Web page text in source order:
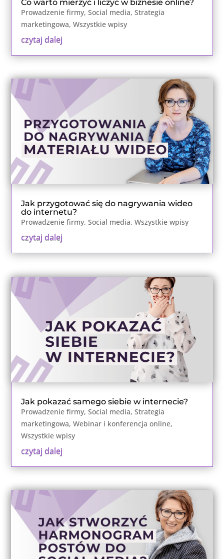
Co warto mierzyć i liczyć w biznesie online?
Prowadzenie firmy,Social media,Strategia
marketingowa,Wszystkie wpisy
czytaj dalej
Jak przygotować się do nagrywania wideo
do internetu?
Prowadzenie firmy,Social media,Wszystkie wpisy
czytaj dalej
Jak pokazać samego siebie w internecie?
Prowadzenie firmy,Social media,Strategia
marketingowa,Webinar i konferencja online,
Wszystkie wpisy
czytaj dalej